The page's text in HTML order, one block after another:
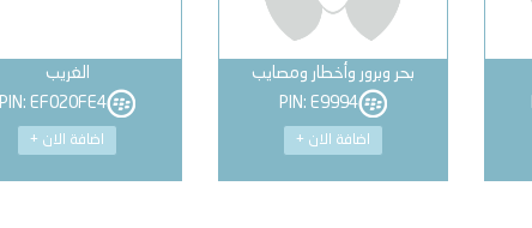
بحر وبرور وأخطار ومصايب
PIN: E9994
اضافة الان +
الغريب
PIN: EF020FE4
اضافة الان +